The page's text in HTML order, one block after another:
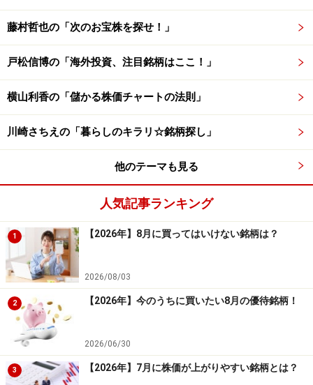
PF（プロフィット・ファクター）：3.162
■2位：食品（11銘柄）
システムトレードの達人
勝率：68.18％
勝ち数：165回
負け数：77回
引き分け数：1回
平均損益（円）：6,595円 平均損益（率）：
3.30％
藤村哲也の「次のお宝株を探せ！」
戸松信博の「海外投資、注目銘柄はここ！」
横山利香の「儲かる株価チャートの法則」
川崎さちえの「暮らしのキラリ☆銘柄探し」
他のテーマも見る
人気記事ランキング
1 【2026年】8月に買ってはいけない銘柄は？
2026/08/03
2 【2026年】今のうちに買いたい8月の優待銘柄！
2026/06/30
3 【2026年】7月に株価が上がりやすい銘柄とは？